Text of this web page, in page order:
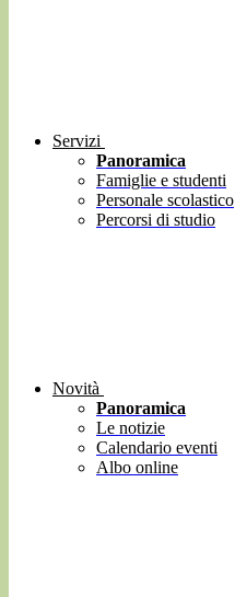
Servizi
Panoramica
Famiglie e studenti
Personale scolastico
Percorsi di studio
Novità
Panoramica
Le notizie
Calendario eventi
Albo online